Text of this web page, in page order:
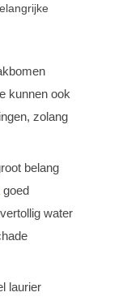
kunnen ook
zolang
belang
goed
water
laurier